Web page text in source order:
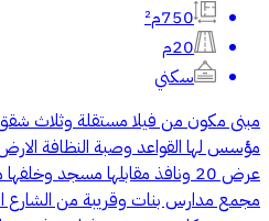
750م²
20م
سكني
مبنى مكون من فيلا مستقلة وثلاث
عرض 20 ونافذ مقابلها مسجد
مجمع مدارس بنات وقريبة من الشارع